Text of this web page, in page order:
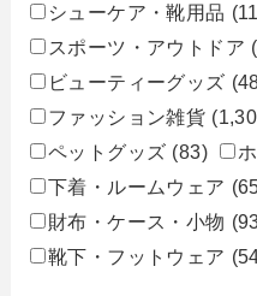
シューケア・靴用品
スポーツ・アウトドア
ビューティーグッズ
ファッション雑貨
ペットグッズ (83)
下着・ルームウェア
財布・ケース・小物
靴下・フットウェア